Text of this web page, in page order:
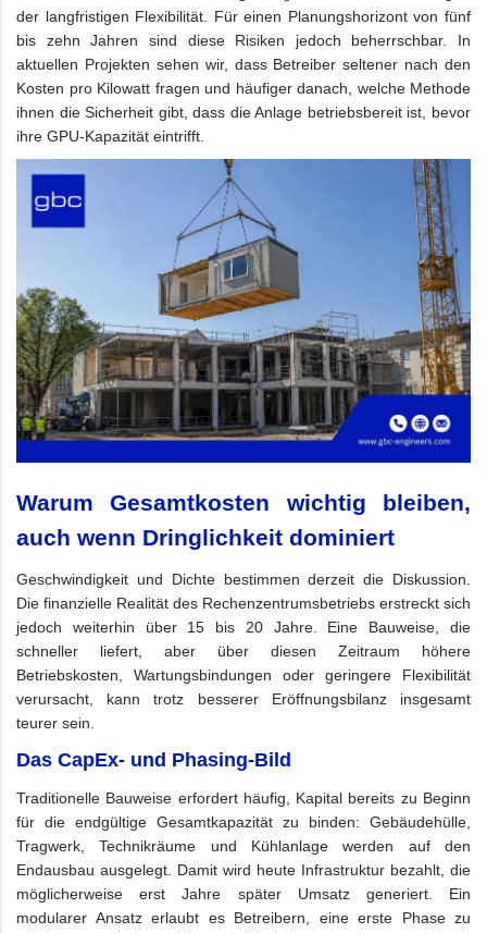
der langfristigen Flexibilität. Für einen Planungshorizont von fünf
bis zehn Jahren sind diese Risiken jedoch beherrschbar. In
aktuellen Projekten sehen wir, dass Betreiber seltener nach den
Kosten pro Kilowatt fragen und häufiger danach, welche Methode
ihnen die Sicherheit gibt, dass die Anlage betriebsbereit ist, bevor
ihre GPU-Kapazität eintrifft.
Warum Gesamtkosten wichtig bleiben,
auch wenn Dringlichkeit dominiert
Geschwindigkeit und Dichte bestimmen derzeit die Diskussion.
Die finanzielle Realität des Rechenzentrumsbetriebs erstreckt sich
jedoch weiterhin über 15 bis 20 Jahre. Eine Bauweise, die
schneller liefert, aber über diesen Zeitraum höhere
Betriebskosten, Wartungsbindungen oder geringere Flexibilität
verursacht, kann trotz besserer Eröffnungsbilanz insgesamt
teurer sein.
Das CapEx- und Phasing-Bild
Traditionelle Bauweise erfordert häufig, Kapital bereits zu Beginn
für die endgültige Gesamtkapazität zu binden: Gebäudehülle,
Tragwerk, Technikräume und Kühlanlage werden auf den
Endausbau ausgelegt. Damit wird heute Infrastruktur bezahlt, die
möglicherweise erst Jahre später Umsatz generiert. Ein
modularer Ansatz erlaubt es Betreibern, eine erste Phase zu